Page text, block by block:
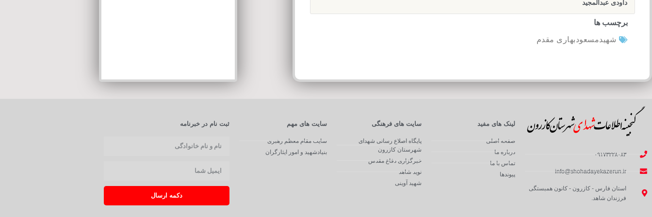
داودی عبدالمجید
برچسب ها
شهیدمسعودبهاری مقدم
۰۹۱۷۳۲۲۸۰۸۳
info@shohadayekazerun.ir
استان فارس - کازرون - کانون همبستگی
فرزندان شاهد.
لینک های مفید
صفحه اصلی
درباره ما
تماس با ما
پیوندها
سایت های فرهنگی
پایگاه اصلاع رسانی شهدای
شهرستان کازرون
خبرگزاری دفاع مقدس
نوید شاهد
شهید آوینی
سایت های مهم
سایت مقام معظم رهبری
بنیادشهید و امور ایثارگران
ثبت نام در خبرنامه
دکمه ارسال